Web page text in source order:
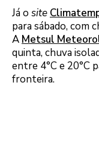
Já o site
para sábado, com
A Metsul
quinta, chuva
entre 4°C e 20°C
fronteira.